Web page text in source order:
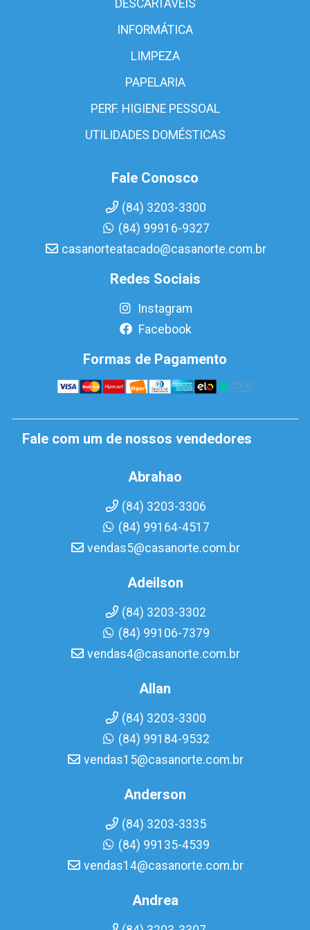
DESCARTÁVEIS
INFORMÁTICA
LIMPEZA
PAPELARIA
PERF. HIGIENE PESSOAL
UTILIDADES DOMÉSTICAS
Fale Conosco
(84) 3203-3300
(84) 99916-9327
casanorteatacado@casanorte.com.br
Redes Sociais
Instagram
Facebook
Formas de Pagamento
Fale com um de nossos vendedores
Abrahao
(84) 3203-3306
(84) 99164-4517
vendas5@casanorte.com.br
Adeilson
(84) 3203-3302
(84) 99106-7379
vendas4@casanorte.com.br
Allan
(84) 3203-3300
(84) 99184-9532
vendas15@casanorte.com.br
Anderson
(84) 3203-3335
(84) 99135-4539
vendas14@casanorte.com.br
Andrea